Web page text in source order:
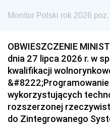
Monitor Polski rok 2026
OBWIESZCZENIE
dnia 27 lipca 2026 r. w
kwalifikacji
wykorzystujących
rozszerzonej
do Zintegrowanego